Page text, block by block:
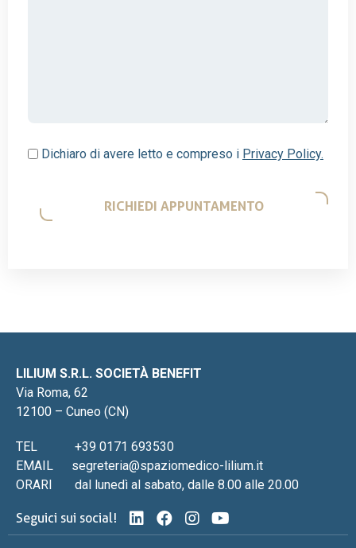
Dichiaro di avere letto e compreso i Privacy Policy.
LILIUM S.R.L. SOCIETÀ BENEFIT
Via Roma, 62
12100 – Cuneo (CN)
TEL
+39 0171 693530
EMAIL
segreteria@spaziomedico-lilium.it
ORARI
dal lunedì al sabato, dalle 8.00 alle 20.00
Seguici sui social!